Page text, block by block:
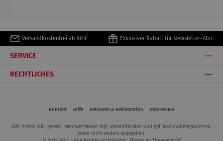
Versandkostenfrei ab 90 € Exklusiver Rabatt für Newsletter-Abo
SERVICE
RECHTLICHES
Kontakt Hilfe Retouren & Reklamation Impressum
Alle Preise inkl. gesetzl. Mehrwertsteuer zzgl. Versandkosten und ggf. Nachnahmegebühren,
wenn nicht anders angegeben.